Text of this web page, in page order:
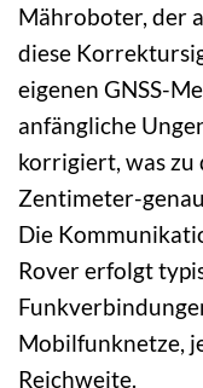
Mähroboter, der
diese
eigenen GNSS-
anfängliche
korrigiert, was
Zentimeter-
Die
Rover erfolgt
Mobilfunknetze,
Reichweite.